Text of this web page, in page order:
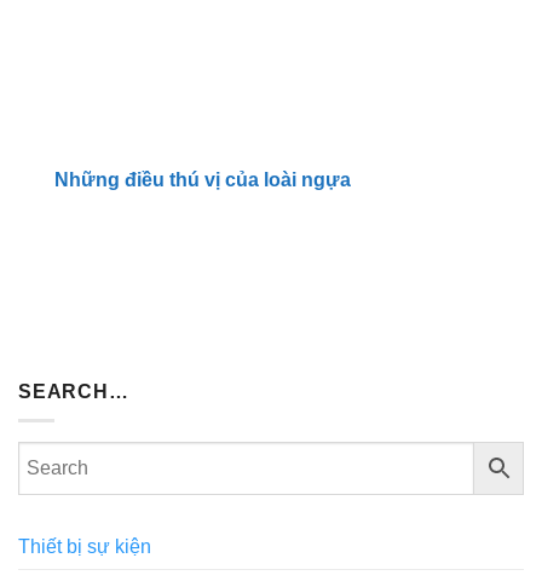
Những điều thú vị của loài ngựa
SEARCH…
Thiết bị sự kiện